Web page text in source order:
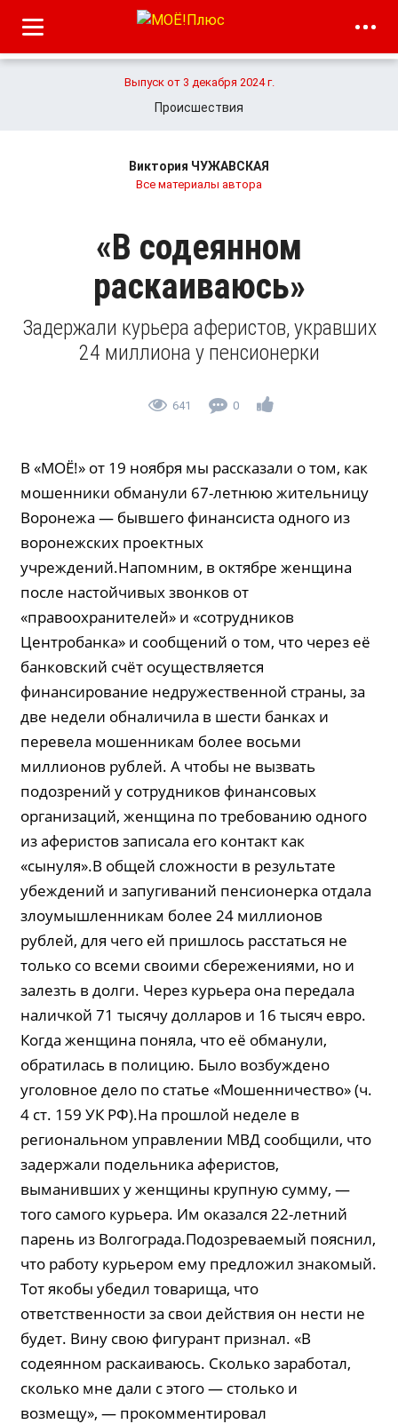
Выпуск от 3 декабря 2024 г.
Происшествия
Виктория ЧУЖАВСКАЯ
Все материалы автора
«В содеянном
раскаиваюсь»
Задержали курьера аферистов, укравших
24 миллиона у пенсионерки
641 0
В «МОЁ!» от 19 ноября мы рассказали о том, как
мошенники обманули 67-летнюю жительницу
Воронежа — бывшего финансиста одного из
воронежских проектных
учреждений.Напомним, в октябре женщина
после настойчивых звонков от
«правоохранителей» и «сотрудников
Центробанка» и сообщений о том, что через её
банковский счёт осуществляется
финансирование недружественной страны, за
две недели обналичила в шести банках и
перевела мошенникам более восьми
миллионов рублей. А чтобы не вызвать
подозрений у сотрудников финансовых
организаций, женщина по требованию одного
из аферистов записала его контакт как
«сынуля».В общей сложности в результате
убеждений и запугиваний пенсионерка отдала
злоумышленникам более 24 миллионов
рублей, для чего ей пришлось расстаться не
только со всеми своими сбережениями, но и
залезть в долги. Через курьера она передала
наличкой 71 тысячу долларов и 16 тысяч евро.
Когда женщина поняла, что её обманули,
обратилась в полицию. Было возбуждено
уголовное дело по статье «Мошенничество» (ч.
4 ст. 159 УК РФ).На прошлой неделе в
региональном управлении МВД сообщили, что
задержали подельника аферистов,
выманивших у женщины крупную сумму, —
того самого курьера. Им оказался 22-летний
парень из Волгограда.Подозреваемый пояснил,
что работу курьером ему предложил знакомый.
Тот якобы убедил товарища, что
ответственности за свои действия он нести не
будет. Вину свою фигурант признал. «В
содеянном раскаиваюсь. Сколько заработал,
сколько мне дали с этого — столько и
возмещу», — прокомментировал